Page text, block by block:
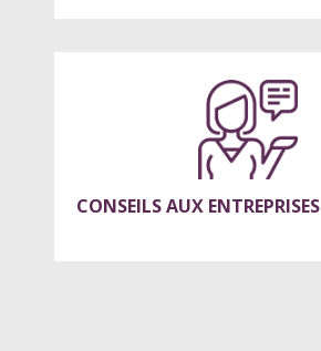
CONSEILS AUX ENTREPRISES